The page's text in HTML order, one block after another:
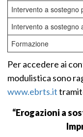
Intervento a sostegno
Intervento a sostegno
Formazione
Per accedere ai
modulistica sono
www.ebrts.it
“Erogazioni a